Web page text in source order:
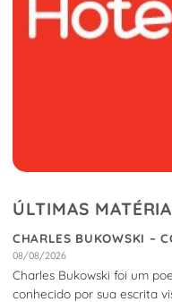
ÚLTIMAS
CHARLES BUKOWSKI –
08/08/2026
Charles Bukowski foi um
conhecido por sua escrita